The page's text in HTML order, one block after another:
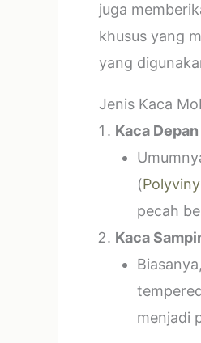
juga
khusus yang
yang
Jenis Kaca
Kaca Depan
(
pecah
Kaca
menjadi